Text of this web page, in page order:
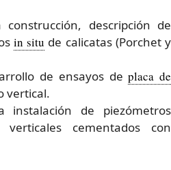
descripción de
in situ de calicatas (Porchet y
de ensayos deplaca de
vertical.
instalación de piezómetros
cementados con